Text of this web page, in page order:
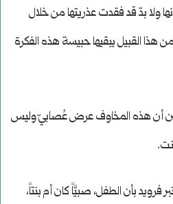
ولا بدّ قد فقدت عذريتها من خلال
هذا القبيل يبقيها حبيسة هذه الفكرة
أن هذه المخاوف عرض عُصابيّ وليس
فرويد بأن الطفل، صبيَّاً كان أم بنتاً،